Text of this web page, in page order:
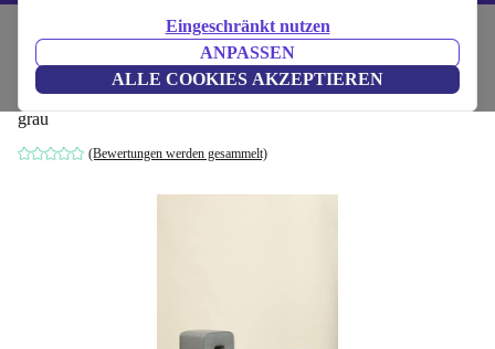
Eingeschränkt nutzen
ANPASSEN
ALLE COOKIES AKZEPTIEREN
Haushalt Möbel
Sculpture Pouf Grau
grau
(Bewertungen werden gesammelt)